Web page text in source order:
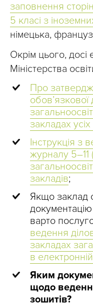
заповнення
5 класі з
німецька,
Окрім цього, досі
Міністерства
Про
обов’язкової
закладах
Інструкція з
журналу 5–11
закладів;
Якщо заклад
варто
ведення
закладах
в
Яким
щодо
зошитів?